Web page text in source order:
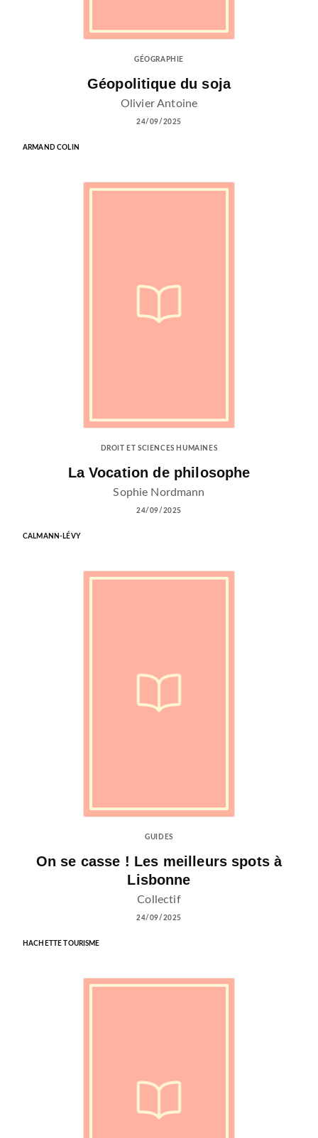
GÉOGRAPHIE
Géopolitique du soja
Olivier Antoine
24/09/2025
ARMAND COLIN
DROIT ET SCIENCES HUMAINES
La Vocation de philosophe
Sophie Nordmann
24/09/2025
CALMANN-LÉVY
GUIDES
On se casse ! Les meilleurs spots à
Lisbonne
Collectif
24/09/2025
HACHETTE TOURISME